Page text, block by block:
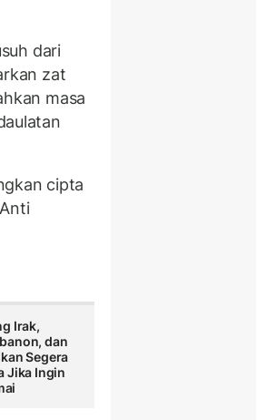
dari
zat
masa
cipta
Irak,
dan
Segera
Jika Ingin